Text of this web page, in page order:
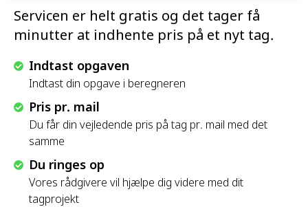
Servicen er helt gratis og det tager få
minutter at indhente pris på et nyt tag.
Indtast opgaven
Indtast din opgave i beregneren
Pris pr. mail
Du får din vejledende pris på tag pr. mail med det
samme
Du ringes op
Vores rådgivere vil hjælpe dig videre med dit
tagprojekt